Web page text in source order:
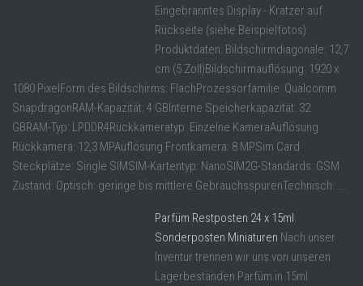
Eingebranntes Display - Kratzer auf
Rückseite (siehe Beispielfotos)
Produktdaten: Bildschirmdiagonale: 12,7
cm (5 Zoll)Bildschirmauflösung: 1920 x
1080 PixelForm des Bildschirms: FlachProzessorfamilie: Qualcomm
SnapdragonRAM-Kapazität: 4 GBInterne Speicherkapazität: 32
GBRAM-Typ: LPDDR4Rückkameratyp: Einzelne KameraAuflösung
Rückkamera: 12,3 MPAuflösung Frontkamera: 8 MPSim Card
Steckplätze: Single SIMSIM-Kartentyp: NanoSIM2G-Standards: GSM
Zustand: Optisch: geringe bis mittlere GebrauchsspurenTechnisch: ...
Parfüm Restposten 24 x 15ml
Sonderposten Miniaturen Nach unser
Inventur trennen wir uns von unseren
Lagerbeständen Parfüm in 15ml